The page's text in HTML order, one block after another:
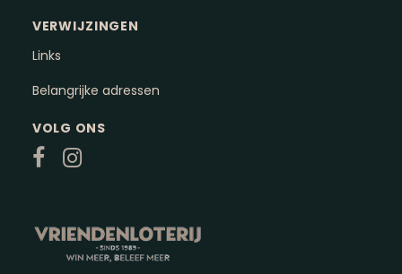
VERWIJZINGEN
Links
Belangrijke adressen
VOLG ONS